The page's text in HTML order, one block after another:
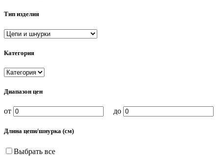
Тип изделия
Категория
Диапазон цен
от до
Длина цепи/шнурка (см)
Выбрать все